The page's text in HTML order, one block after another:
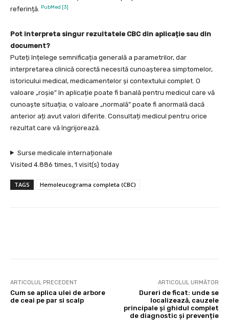
referință.
PubMed [3]
Pot interpreta singur rezultatele CBC din aplicație sau din
document?
Puteți înțelege semnificația generală a parametrilor, dar
interpretarea clinică corectă necesită cunoașterea simptomelor,
istoricului medical, medicamentelor și contextului complet. O
valoare „roșie” în aplicație poate fi banală pentru medicul care vă
cunoaște situația; o valoare „normală” poate fi anormală dacă
anterior ați avut valori diferite. Consultați medicul pentru orice
rezultat care vă îngrijorează.
Surse medicale internaționale
Visited 4.886 times, 1 visit(s) today
TAGS Hemoleucograma completa (CBC)
ARTICOLUL PRECEDENT
Cum se aplica ulei de arbore
de ceai pe par si scalp
ARTICOLUL URMĂTOR
Dureri de ficat: unde se
localizează, cauzele
principale și ghidul complet
de diagnostic și prevenție